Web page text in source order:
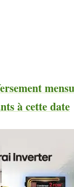
à cette date